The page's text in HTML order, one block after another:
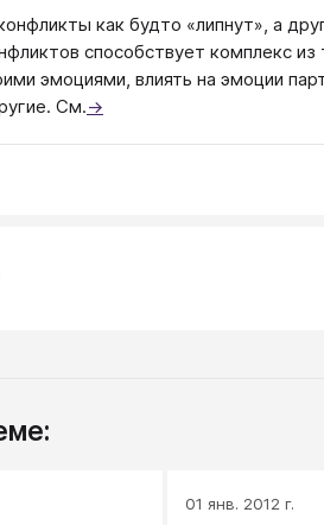
как будто «липнут», а
способствует комплекс из
эмоциями, влиять на эмоции
См.→
01 янв. 2012 г.